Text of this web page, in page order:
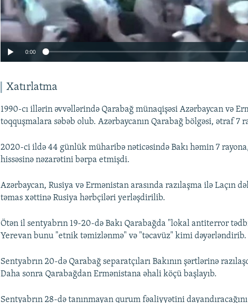
0:00
Xatırlatma
1990-cı illərin əvvəllərində Qarabağ münaqişəsi Azərbaycan və
toqquşmalara səbəb olub. Azərbaycanın Qarabağ bölgəsi, ətraf 7
2020-ci ildə 44 günlük müharibə nəticəsində Bakı həmin 7
hissəsinə nəzarətini bərpa etmişdi.
Azərbaycan, Rusiya və Ermənistan arasında razılaşma ilə Laçın
təmas xəttinə Rusiya hərbçiləri yerləşdirilib.
Ötən il sentyabrın 19-20-də Bakı Qarabağda "lokal antiterror
Yerevan bunu "etnik təmizlənmə" və "təcavüz" kimi dəyərləndirib.
Sentyabrın 20-də Qarabağ separatçıları Bakının şərtlərinə
Daha sonra Qarabağdan Ermənistana əhali köçü başlayıb.
Sentyabrın 28-də tanınmayan qurum fəaliyyətini